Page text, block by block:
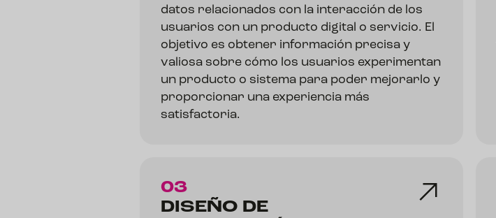
datos relacionados con la interacción de los
usuarios con un producto digital o servicio. El
objetivo es obtener información precisa y
valiosa sobre cómo los usuarios experimentan
un producto o sistema para poder mejorarlo y
proporcionar una experiencia más
satisfactoria.
03
DISEÑO DE